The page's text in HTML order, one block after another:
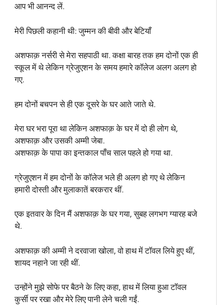
आप भी आनन्द लें.
मेरी पिछली कहानी थी: जुम्मन की बीवी और बेटियाँ
अशफाक़ नर्सरी से मेरा सहपाठी था. कक्षा बारह तक हम दोनों एक ही
स्कूल में थे लेकिन ग्रेजुएशन के समय हमारे कॉलेज अलग अलग हो
गए.
हम दोनों बचपन से ही एक दूसरे के घर आते जाते थे.
मेरा घर भरा पूरा था लेकिन अशफाक़ के घर में दो ही लोग थे,
अशफाक़ और उसकी अम्मी जेबा.
अशफाक़ के पापा का इन्तकाल पाँच साल पहले हो गया था.
ग्रेजुएशन में हम दोनों के कॉलेज भले ही अलग हो गए थे लेकिन
हमारी दोस्ती और मुलाकातें बरकरार थीं.
एक इतवार के दिन मैं अशफाक़ के घर गया, सुबह लगभग ग्यारह बजे
थे.
अशफाक़ की अम्मी ने दरवाजा खोला, वो हाथ में टॉवल लिये हुए थीं,
शायद नहाने जा रही थीं.
उन्होंने मुझे सोफे पर बैठने के लिए कहा, हाथ में लिया हुआ टॉवल
कुर्सी पर रखा और मेरे लिए पानी लेने चली गईं.